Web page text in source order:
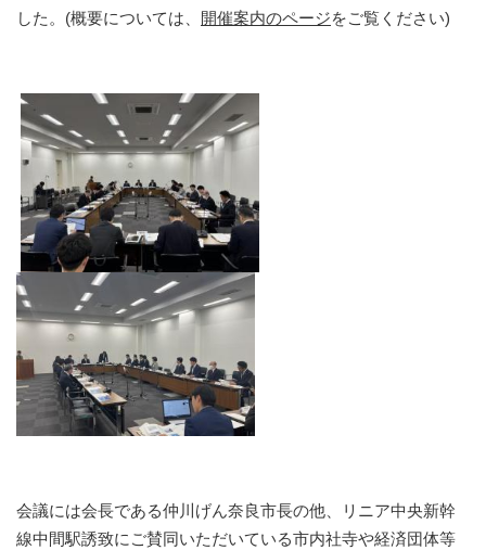
した。(概要については、 開催案内のページをご覧ください)
会議には会長である仲川げん奈良市長の他、リニア中央新幹
線中間駅誘致にご賛同いただいている市内社寺や経済団体等